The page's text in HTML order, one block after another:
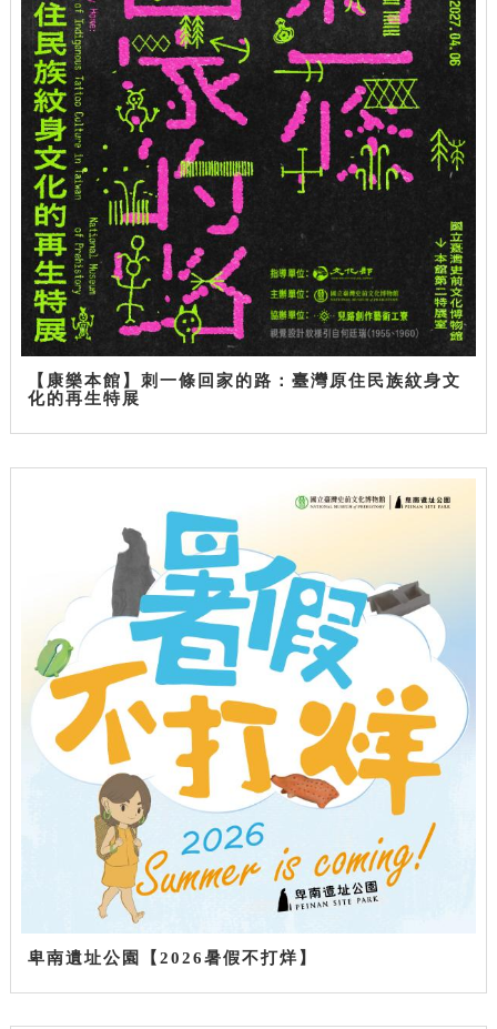
【康樂本館】刺一條回家的路：臺灣原住民族紋身文
化的再生特展
卑南遺址公園【2026暑假不打烊】